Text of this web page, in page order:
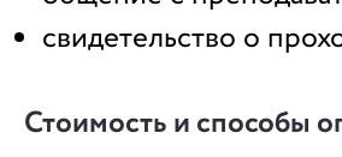
свидетельство о
Стоимость и способы